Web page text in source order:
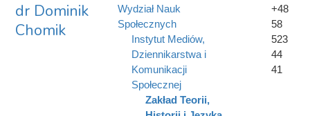
dr Dominik
Chomik
+48
58
523
44
41
Wydział Nauk
Społecznych
Instytut Mediów,
Dziennikarstwa i
Komunikacji
Społecznej
Zakład Teorii,